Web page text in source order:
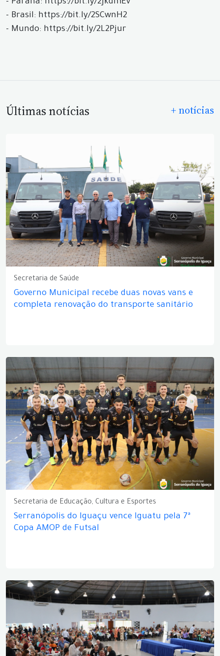
- Paraná: https://bit.ly/2JkdmEv
- Brasil: https://bit.ly/2SCwnH2
- Mundo: https://bit.ly/2L2Pjur
Últimas notícias + notícias
Secretaria de Saúde
Governo Municipal recebe duas novas vans e
completa renovação do transporte sanitário
Secretaria de Educação, Cultura e Esportes
Serranópolis do Iguaçu vence Iguatu pela 7ª
Copa AMOP de Futsal